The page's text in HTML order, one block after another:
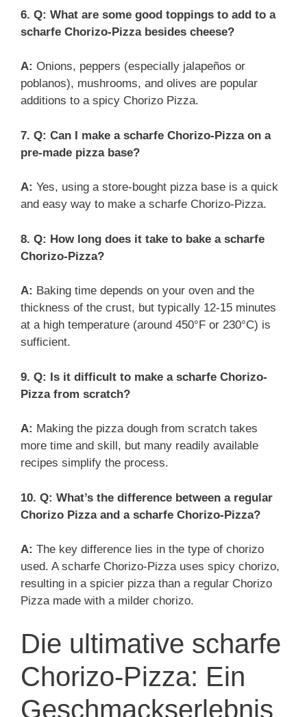
6. Q: What are some good toppings to add to a
scharfe Chorizo-Pizza besides cheese?
A: Onions, peppers (especially jalapeños or
poblanos), mushrooms, and olives are popular
additions to a spicy Chorizo Pizza.
7. Q: Can I make a scharfe Chorizo-Pizza on a
pre-made pizza base?
A: Yes, using a store-bought pizza base is a quick
and easy way to make a scharfe Chorizo-Pizza.
8. Q: How long does it take to bake a scharfe
Chorizo-Pizza?
A: Baking time depends on your oven and the
thickness of the crust, but typically 12-15 minutes
at a high temperature (around 450°F or 230°C) is
sufficient.
9. Q: Is it difficult to make a scharfe Chorizo-
Pizza from scratch?
A: Making the pizza dough from scratch takes
more time and skill, but many readily available
recipes simplify the process.
10. Q: What’s the difference between a regular
Chorizo Pizza and a scharfe Chorizo-Pizza?
A: The key difference lies in the type of chorizo
used. A scharfe Chorizo-Pizza uses spicy chorizo,
resulting in a spicier pizza than a regular Chorizo
Pizza made with a milder chorizo.
Die ultimative scharfe
Chorizo-Pizza: Ein
Geschmackserlebnis